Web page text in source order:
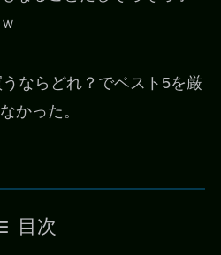
ならどれ？でベスト5を厳
かった。
目次